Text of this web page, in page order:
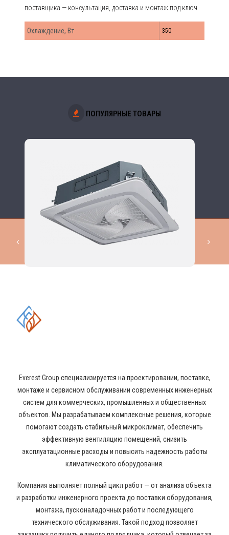
поставщика — консультация, доставка и монтаж под ключ.
Охлаждение, Вт 350
ПОПУЛЯРНЫЕ ТОВАРЫ
Everest Group специализируется на проектировании, поставке,
монтаже и сервисном обслуживании современных инженерных
систем для коммерческих, промышленных и общественных
объектов. Мы разрабатываем комплексные решения, которые
помогают создать стабильный микроклимат, обеспечить
эффективную вентиляцию помещений, снизить
эксплуатационные расходы и повысить надежность работы
климатического оборудования.
Компания выполняет полный цикл работ — от анализа объекта
и разработки инженерного проекта до поставки оборудования,
монтажа, пусконаладочных работ и последующего
технического обслуживания. Такой подход позволяет